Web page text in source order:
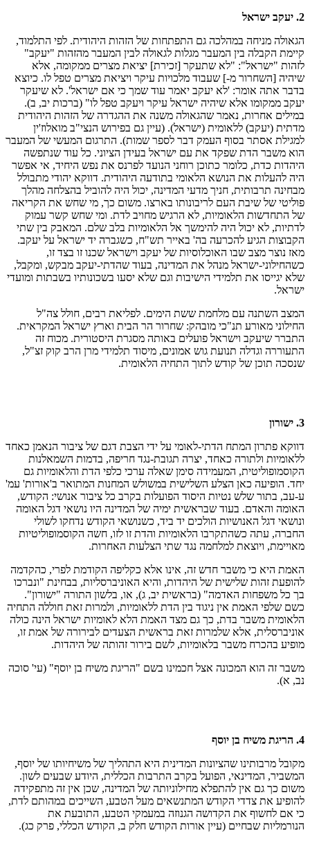
2. יעקב ישראל
הגאולה מניחה במהלכה גם התפתחות של הזהות היהודית. לפי התלמוד,
קיימת הקבלה בין המעבר מגלות לגאולה לבין המעבר מהזהות "יעקב"
לזהות "ישראל": "לא שתעקר [זכירת] יציאת מצרים ממקומה, אלא
שיהיה [השחרור מ-] שעבוד מלכויות עיקר ויציאת מצרים טפל לו. כיוצא
בדבר אתה אומר: 'לא יעקב יאמר עוד שמך כי אם ישראל'. לא שיעקר
יעקב ממקומו אלא שיהיה ישראל עיקר ויעקב טפל לו" (ברכות יב, ב).
במילים אחרות, נאמר שהגאולה משנה את ההגדרה של הזהות היהודית
מדתית (יעקב) ללאומית (ישראל). (עיין גם בפירוש הנצי"ב מואלוז'ין
למגילת אסתר בסוף העמק דבר לספר שמות). התרגום המעשי של המעבר
הוא משבר הדת שפקד את עם ישראל בעידן הציוני. כל עוד שנתפשה
היהדות כדת, כלומר כתוכן רוחני הנועד לפרנס את נפש היחיד, אי אפשר
היה להעלות את הנושא הלאומי בתודעה היהודית. דווקא יהודי מתבולל
מבחינה תרבותית, חניך מדעי המדינה, יכול היה להוביל בהצלחה מהלך
פוליטי של שיבת העם לריבונותו בארצו. משום כך, מי שחש את הקריאה
של התחדשות הלאומיות, לא הרגיש מחויב לדת. ומי שחש קשר עמוק
לדתיות, לא יכול היה להימשך אל הלאומיות בלב שלם. המאבק בין שתי
הקבוצות הגיע להכרעה בה' באייר תש"ח, כשגברה יד ישראל על יעקב.
מאז נוצר מצב שבו האוכלוסיות של יעקב וישראל שכנו זו בצד זו,
כשהחילוני-ישראל מנהל את המדינה, בעוד שהדתי-יעקב מבקש, ומקבל,
שלא יגייסו את תלמידי הישיבות וגם שלא יסעו בשכונותיו בשבתות ומועדי
ישראל.
המצב השתנה עם מלחמת ששת הימים. לפליאת רבים, חולל צה"ל
החילוני מאורע תנ"כי מובהק: שחרור הר הבית וארץ ישראל המקראית.
התברר שיעקב וישראל פועלים באותה מסגרת היסטורית. מכוח זה
התעוררה וגדלה תנועת גוש אמונים, מיסוד תלמידי מרן הרב קוק זצ"ל,
שנסכה תוכן של קודש לתוך התחיה הלאומית.
3. ישורון
דווקא פתרון המתח הדתי-לאומי על ידי הצבת דגם של ציבור הנאמן כאחד
ללאומיות ולתורה כאחד, יצרה תגובת-נגד חריפה, בדמות השמאלנות
הקוסמופוליטית, המעמידה סימן שאלה ערכי כלפי הדת והלאומיות גם
יחד. הופיעה כאן הצלע השלישית במשולש המחנות המתואר ב'אורות' עמ'
ע-עב, בתור שלש נטיות היסוד הפועלות בקרב כל ציבור אנושי: הקודש,
האומה והאדם. בעוד שבראשית ימיה של המדינה היו נושאי דגל האומה
ונושאי דגל האנושיות הולכים יד ביד, כשנושאי הקודש נדחקו לשולי
החברה, עתה כשהתקרבו הלאומיות והדת זו לזו, חשה הקוסמופוליטיות
מאויימת, ויוצאת למלחמה נגד שתי הצלעות האחרות.
האמת היא כי משבר חדש זה, אינו אלא כקליפה הקודמת לפרי, כהקדמה
להופעת זהות שלישית של היהדות, והיא האוניברסליות, בבחינת "ונברכו
בך כל משפחות האדמה" (בראשית יב, ג), או, בלשון התורה "ישורון".
כשם שלפי האמת אין ניגוד בין הדת ללאומיות, ולמרות זאת חוללה התחיה
הלאומית משבר בדת, כך גם מצד האמת הלא לאומיות ישראל הינה כולה
אוניברסלית, אלא שלמרות זאת בראשית הצעדים לבירורה של אמת זו,
מופיע בהכרח משבר בלאומיות, לשם בירור זהותה של היהדות.
משבר זה הוא המכונה אצל חכמינו בשם "הריגת משיח בן יוסף" (עי' סוכה
נב, א).
4. הריגת משיח בן יוסף
מקובל מרבותינו שהציונות המדינית היא התהליך של משיחיותו של יוסף,
המשביר, המדינאי, הפועל בקרב התרבות הכללית, היודע שבעים לשון.
משום כך גם אין להתפלא מחילוניותה של המדינה, שכן אין זה מתפקידה
להופיע את צדדי הקודש המתנשאים מעל הטבע, השייכים במהותם לדת,
כי אם לחשוף את הקדושה הגנוזה במעמקי הטבע, התובעת את
הנורמליות שבחיים (עיין אורות הקודש חלק ב, הקודש הכללי, פרק כג).